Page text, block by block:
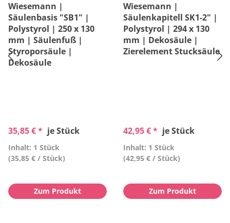
Wiesemann |
Säulenbasis "SB1" |
Polystyrol | 250 x 130
mm | Säulenfuß |
Styroporsäule |
Dekosäule
35,85 € * je Stück
Inhalt: 1 Stück
(35,85 € / Stück)
Zum Produkt
Wiesemann |
Säulenkapitell SK1-2" |
Polystyrol | 294 x 130
mm | Dekosäule |
Zierelement Stucksäule
42,95 € * je Stück
Inhalt: 1 Stück
(42,95 € / Stück)
Zum Produkt